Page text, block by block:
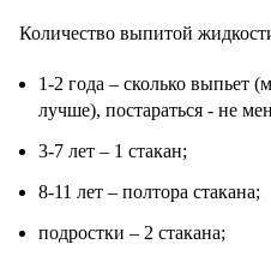
Количество выпитой
1-2 года – сколько выпьет
лучше), постараться - не
3-7 лет – 1 стакан;
8-11 лет – полтора стакана;
подростки – 2 стакана;